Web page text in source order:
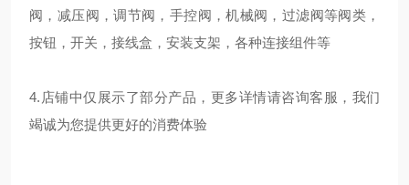
阀，减压阀，调节阀，手控阀，机械阀，过滤阀等阀类，
按钮，开关，接线盒，安装支架，各种连接组件等
4.店铺中仅展示了部分产品，更多详情请咨询客服，我们
竭诚为您提供更好的消费体验